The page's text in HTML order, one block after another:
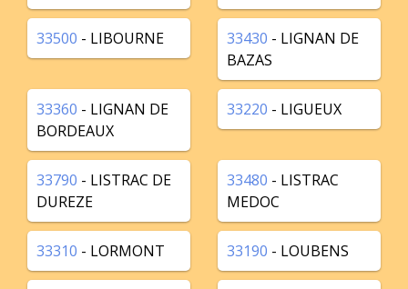
33500 - LIBOURNE 33430 - LIGNAN DE
BAZAS
33360 - LIGNAN DE
BORDEAUX
33220 - LIGUEUX
33790 - LISTRAC DE
DUREZE
33480 - LISTRAC
MEDOC
33310 - LORMONT 33190 - LOUBENS